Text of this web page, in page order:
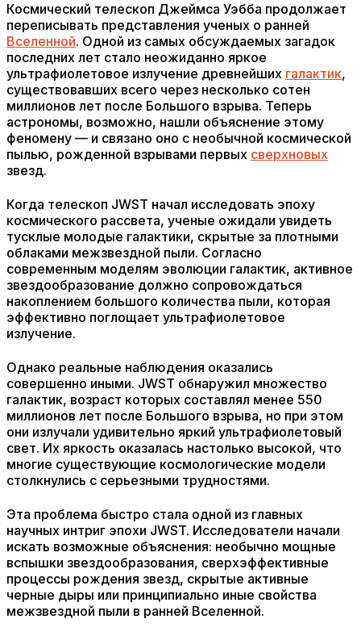
Космический телескоп Джеймса Уэбба продолжает
переписывать представления ученых о ранней
Вселенной. Одной из самых обсуждаемых загадок
последних лет стало неожиданно яркое
ультрафиолетовое излучение древнейших галактик,
существовавших всего через несколько сотен
миллионов лет после Большого взрыва. Теперь
астрономы, возможно, нашли объяснение этому
феномену — и связано оно с необычной космической
пылью, рожденной взрывами первых сверхновых
звезд.
Когда телескоп JWST начал исследовать эпоху
космического рассвета, ученые ожидали увидеть
тусклые молодые галактики, скрытые за плотными
облаками межзвездной пыли. Согласно
современным моделям эволюции галактик, активное
звездообразование должно сопровождаться
накоплением большого количества пыли, которая
эффективно поглощает ультрафиолетовое
излучение.
Однако реальные наблюдения оказались
совершенно иными. JWST обнаружил множество
галактик, возраст которых составлял менее 550
миллионов лет после Большого взрыва, но при этом
они излучали удивительно яркий ультрафиолетовый
свет. Их яркость оказалась настолько высокой, что
многие существующие космологические модели
столкнулись с серьезными трудностями.
Эта проблема быстро стала одной из главных
научных интриг эпохи JWST. Исследователи начали
искать возможные объяснения: необычно мощные
вспышки звездообразования, сверхэффективные
процессы рождения звезд, скрытые активные
черные дыры или принципиально иные свойства
межзвездной пыли в ранней Вселенной.